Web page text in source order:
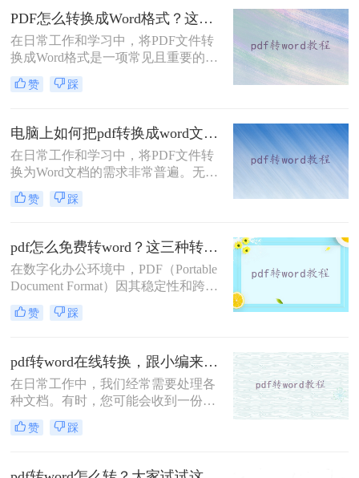
助您根据实际需求选择最合适的方
式。
PDF怎么转换成Word格式？这四种方法分享给你！
在日常工作和学习中，将PDF文件转
换成Word格式是一项常见且重要的任
务。Word文档因其编辑灵活性和兼容
性而广受欢迎，特别是在需要修改或
转换成Word格式呢？本文将介绍四种
将PDF转换成Word格式的方法。
赞 踩
电脑上如何把pdf转换成word文档？教你四种常用转换方法！
在日常工作和学习中，将PDF文件转
换为Word文档的需求非常普遍。无论
是为了编辑文本，还是为了重新排
版，将PDF转换为Word都能带来很大
word文档呢？本文将详细介绍四种在
电脑上将PDF转换为Word的方法。
赞 踩
pdf怎么免费转word？这三种转换方法很简单！
在数字化办公环境中，PDF（Portable
Document Format）因其稳定性和跨平
台兼容性而广泛应用。然而，当需要
编辑或修改PDF内容时，将其转换为
么pdf怎么免费转word呢？本文将介绍
三种免费的PDF转Word方法。
赞 踩
pdf转word在线转换，跟小编来学习吧
在日常工作中，我们经常需要处理各
种文档。有时，您可能会收到一份
PDF格式的文件，但为了进一步编辑
或修改，您需要将其转换为Word格
展，现在有许多在线工具可以轻松实
赞 踩